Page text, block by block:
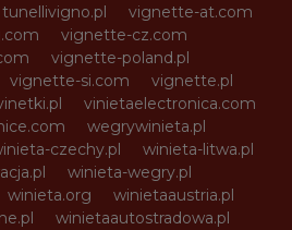
tunellivigno.pl
vignette-at.com
vignette-cz.com
vignette-poland.pl
vignette-si.com
vignette.pl
vinietaelectronica.com
wegrywinieta.pl
czechy.pl
winieta-litwa.pl
winieta-wegry.pl
winieta.org
winietaaustria.pl
winietaautostradowa.pl